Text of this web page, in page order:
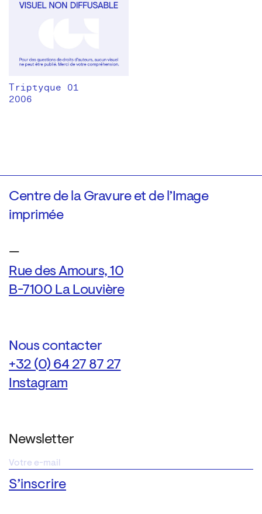
Triptyque 01
2006
Centre de la Gravure et de l’Image
imprimée
—
Rue des Amours, 10
B-7100 La Louvière
Nous contacter
+32 (0) 64 27 87 27
Instagram
Newsletter